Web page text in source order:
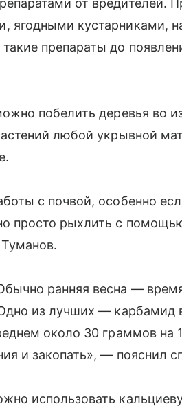
от вредителей.
ягодными кустарниками,
препараты до
побелить деревья во
любой укрывной
с почвой, особенно
просто рыхлить с
ранняя весна —
из лучших — карбамид
около 30 граммов на
и закопать», — пояснил
использовать